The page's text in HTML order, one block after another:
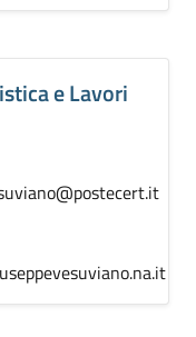
e Lavori